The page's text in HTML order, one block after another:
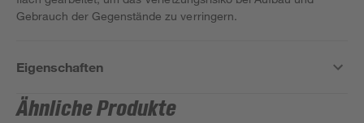
Gebrauch der Gegenstände zu verringern.
Eigenschaften
Ähnliche Produkte